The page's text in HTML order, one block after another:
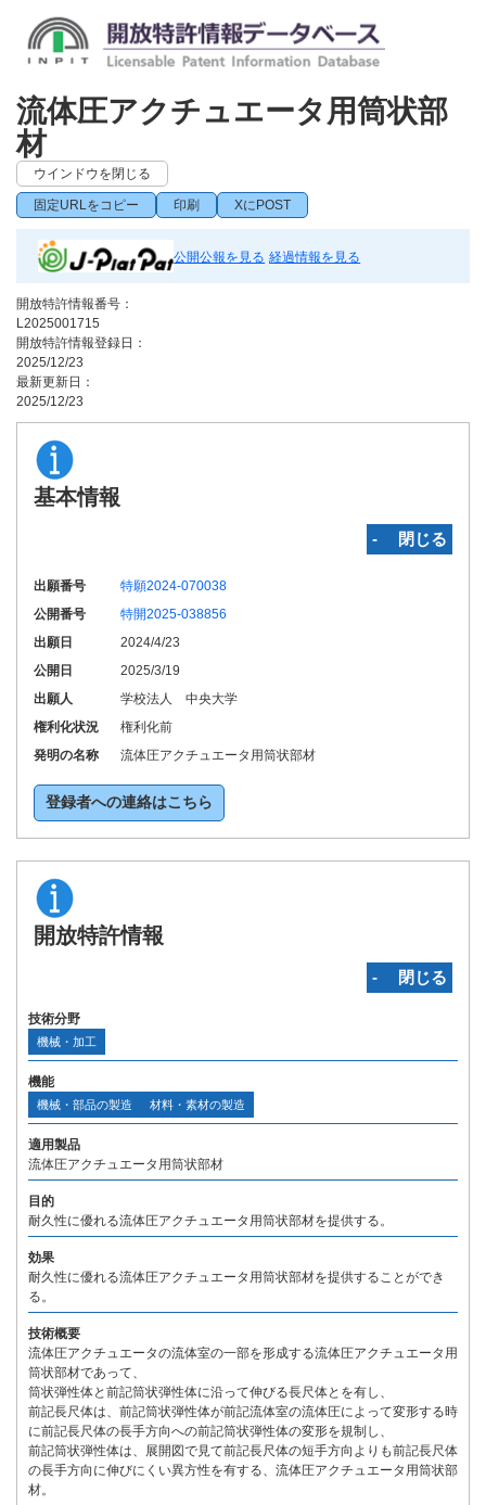
流体圧アクチュエータ用筒状部
材
ウインドウを閉じる
固定URLをコピー 印刷 XにPOST
公開公報を見る 経過情報を見る
開放特許情報番号：
L2025001715
開放特許情報登録日：
2025/12/23
最新更新日：
2025/12/23
基本情報
‐ 閉じる
出願番号
特願2024-070038
公開番号
特開2025-038856
出願日
2024/4/23
公開日
2025/3/19
出願人
学校法人 中央大学
権利化状況
権利化前
発明の名称
流体圧アクチュエータ用筒状部材
登録者への連絡はこちら
開放特許情報
‐ 閉じる
技術分野
機械・加工
機能
機械・部品の製造 材料・素材の製造
適用製品
流体圧アクチュエータ用筒状部材
目的
耐久性に優れる流体圧アクチュエータ用筒状部材を提供する。
効果
耐久性に優れる流体圧アクチュエータ用筒状部材を提供することができ
る。
技術概要
流体圧アクチュエータの流体室の一部を形成する流体圧アクチュエータ用
筒状部材であって、
筒状弾性体と前記筒状弾性体に沿って伸びる長尺体とを有し、
前記長尺体は、前記筒状弾性体が前記流体室の流体圧によって変形する時
に前記長尺体の長手方向への前記筒状弾性体の変形を規制し、
前記筒状弾性体は、展開図で見て前記長尺体の短手方向よりも前記長尺体
の長手方向に伸びにくい異方性を有する、流体圧アクチュエータ用筒状部
材。